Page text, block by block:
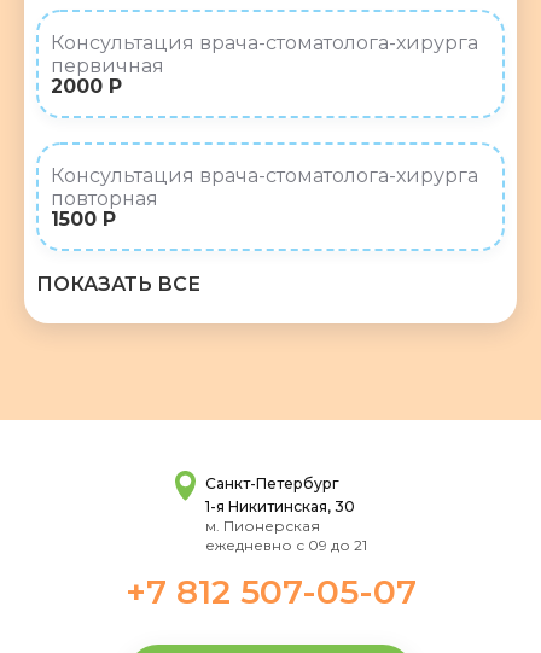
Консультация врача-стоматолога-хирурга
первичная
2000 Р
Консультация врача-стоматолога-хирурга
повторная
1500 Р
ПОКАЗАТЬ ВСЕ
Санкт-Петербург
1-я Никитинская, 30
м. Пионерская
ежедневно с 09 до 21
+7 812 507-05-07